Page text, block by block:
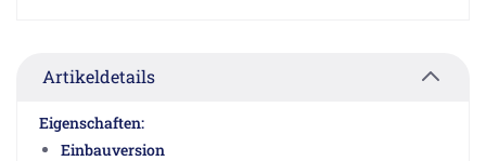
Artikeldetails
Eigenschaften:
Einbauversion